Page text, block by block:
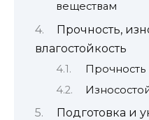
веществам
Прочность,
влагостойкость
Прочность
Подготовка и